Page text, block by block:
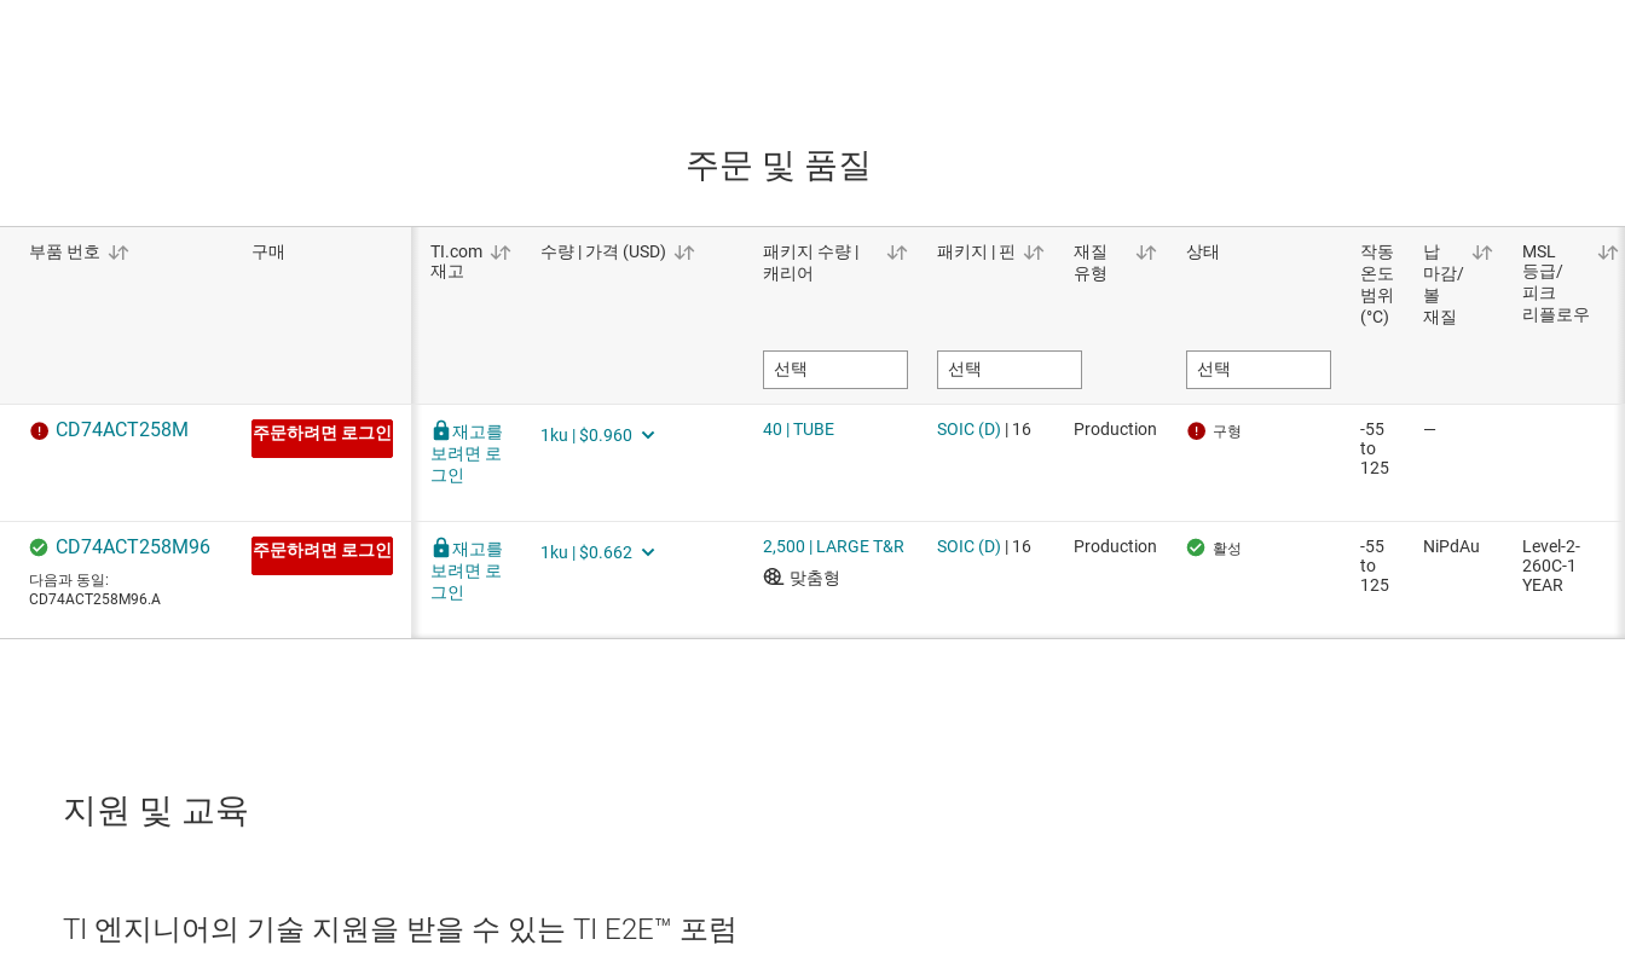
주문 및 품질
지원 및 교육
TI 엔지니어의 기술 지원을 받을 수 있는 TI E2E™ 포럼